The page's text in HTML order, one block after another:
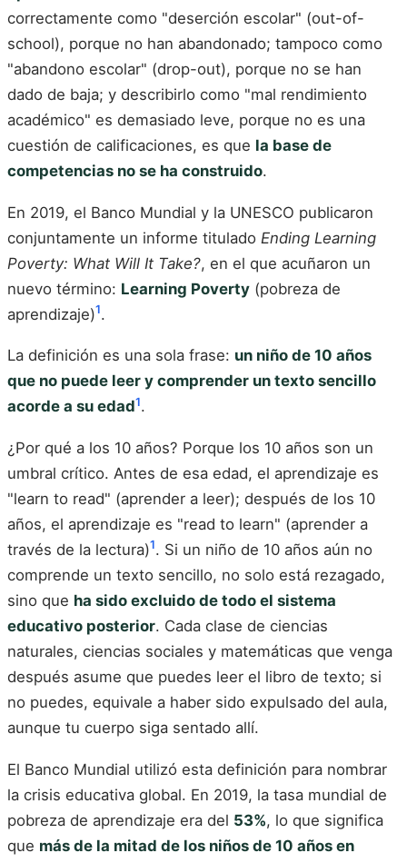
correctamente como "deserción escolar" (out-of-
school), porque no han abandonado; tampoco como
"abandono escolar" (drop-out), porque no se han
dado de baja; y describirlo como "mal rendimiento
académico" es demasiado leve, porque no es una
cuestión de calificaciones, es que la base de
competencias no se ha construido.
En 2019, el Banco Mundial y la UNESCO publicaron
conjuntamente un informe titulado Ending Learning
Poverty: What Will It Take?, en el que acuñaron un
nuevo término: Learning Poverty (pobreza de
aprendizaje)1.
La definición es una sola frase: un niño de 10 años
que no puede leer y comprender un texto sencillo
acorde a su edad1.
¿Por qué a los 10 años? Porque los 10 años son un
umbral crítico. Antes de esa edad, el aprendizaje es
"learn to read" (aprender a leer); después de los 10
años, el aprendizaje es "read to learn" (aprender a
través de la lectura)1. Si un niño de 10 años aún no
comprende un texto sencillo, no solo está rezagado,
sino que ha sido excluido de todo el sistema
educativo posterior. Cada clase de ciencias
naturales, ciencias sociales y matemáticas que venga
después asume que puedes leer el libro de texto; si
no puedes, equivale a haber sido expulsado del aula,
aunque tu cuerpo siga sentado allí.
El Banco Mundial utilizó esta definición para nombrar
la crisis educativa global. En 2019, la tasa mundial de
pobreza de aprendizaje era del 53%, lo que significa
que más de la mitad de los niños de 10 años en